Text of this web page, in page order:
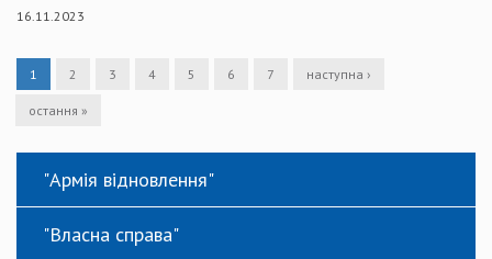
16.11.2023
1 2 3 4 5 6 7 наступна ›
остання »
"Армія відновлення"
"Власна справа"